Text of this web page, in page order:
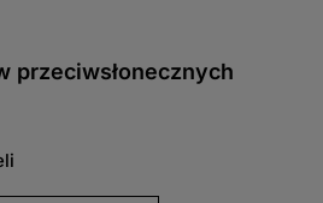
przeciwsłonecznych